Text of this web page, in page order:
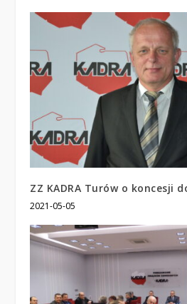
ZZ KADRA Turów o koncesji
2021-05-05